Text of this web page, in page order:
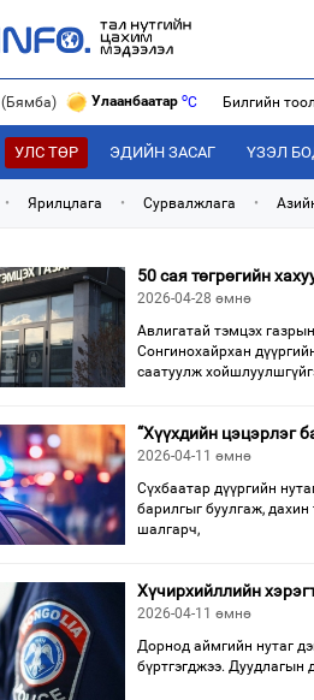
(Бямба)
Улаанбаатар
o
Улаанбаатар oC
Билгийн
УЛС ТӨР ЭДИЙН ЗАСАГ ҮЗЭЛ
• Ярилцлага • Сурвалжлага •
50 сая төгрөгийн
2026-04-28 өмнө
Авлигатай тэмцэх
Сонгинохайрхан
саатуулж
“Хүүхдийн цэцэрлэг
2026-04-11 өмнө
Сүхбаатар дүүргийн
барилгыг буулгаж,
шалгарч,
Хүчирхийллийн
2026-04-11 өмнө
Дорнод аймгийн нутаг
бүртгэгджээ. Дуудлагын